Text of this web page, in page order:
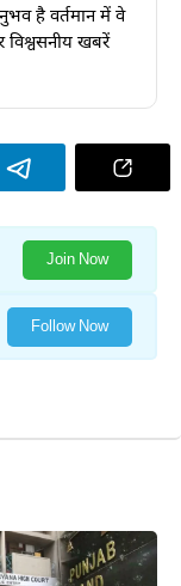
है वर्तमान में वे
खबरें
Join Now
Follow Now